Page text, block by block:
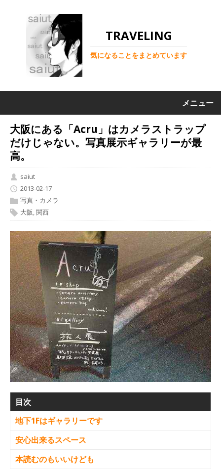
TRAVELING
気になることをまとめています
メニュー
大阪にある「Acru」はカメラストラップ
だけじゃない。写真展示ギャラリーが最
高。
saiut
2013-02-17
写真・カメラ
大阪,関西
目次
地下1Fはギャラリーです
安心出来るスペース
本読むのもいいけども